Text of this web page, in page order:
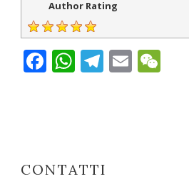
Author Rating
Facebook
WhatsApp
Telegram
Email
CONTATTI